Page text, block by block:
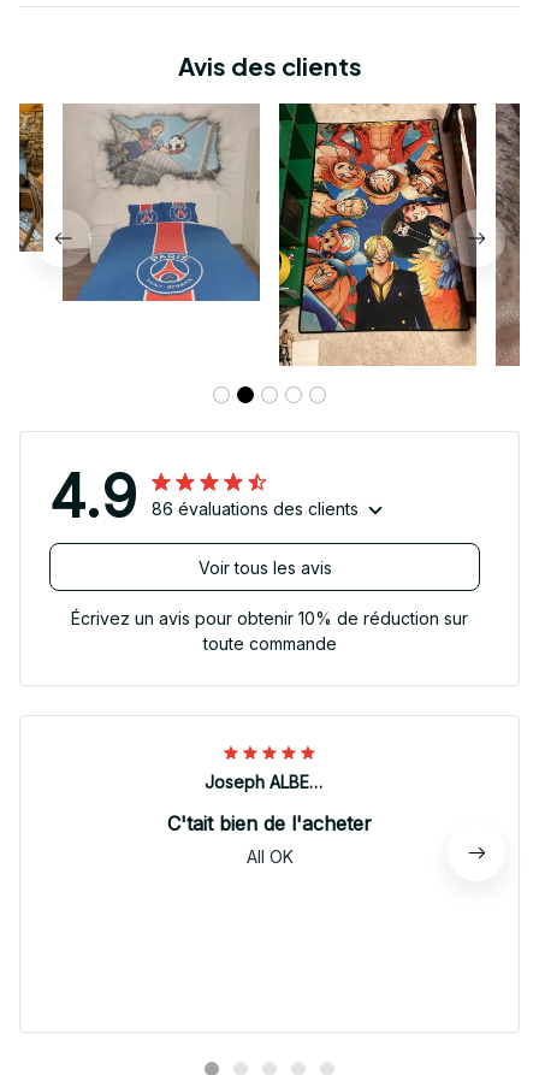
Avis des clients
4.9 86 évaluations des clients
Voir tous les avis
Écrivez un avis pour obtenir 10% de réduction sur
toute commande
Joseph ALBERTINI
C'tait bien de l'acheter
All OK